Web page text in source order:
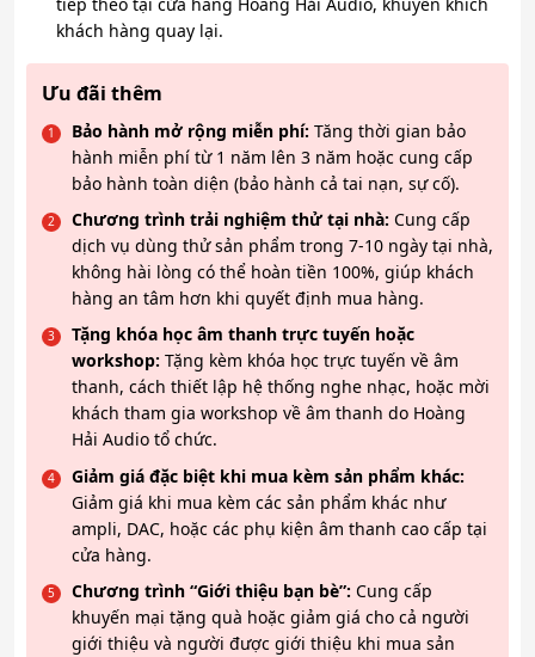
khách hàng quay lại.
Ưu đãi thêm
Bảo hành mở rộng miễn phí: Tăng thời gian bảo
hành miễn phí từ 1 năm lên 3 năm hoặc cung cấp
bảo hành toàn diện (bảo hành cả tai nạn, sự cố).
Chương trình trải nghiệm thử tại nhà: Cung cấp
dịch vụ dùng thử sản phẩm trong 7-10 ngày tại nhà,
không hài lòng có thể hoàn tiền 100%, giúp khách
hàng an tâm hơn khi quyết định mua hàng.
Tặng khóa học âm thanh trực tuyến hoặc
workshop: Tặng kèm khóa học trực tuyến về âm
thanh, cách thiết lập hệ thống nghe nhạc, hoặc mời
khách tham gia workshop về âm thanh do Hoàng
Hải Audio tổ chức.
Giảm giá đặc biệt khi mua kèm sản phẩm khác:
Giảm giá khi mua kèm các sản phẩm khác như
ampli, DAC, hoặc các phụ kiện âm thanh cao cấp tại
cửa hàng.
Chương trình “Giới thiệu bạn bè”: Cung cấp
khuyến mại tặng quà hoặc giảm giá cho cả người
giới thiệu và người được giới thiệu khi mua sản